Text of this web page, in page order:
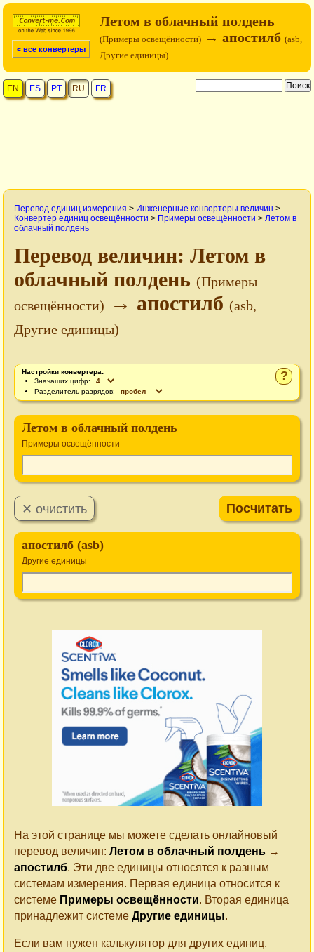
< все конвертеры
Летом в облачный полдень
(Примеры освещённости) → апостилб (asb,
Другие единицы)
EN ES PT RU FR
Перевод единиц измерения > Инженерные конвертеры величин >
Конвертер единиц освещённости > Примеры освещённости > Летом в
облачный полдень
Перевод величин: Летом в
облачный полдень (Примеры
освещённости)
→ апостилб (asb,
Другие единицы)
?
Настройки конвертера:
Значащих цифр:
Разделитель разрядов:
Летом в облачный полдень
Примеры освещённости
апостилб (asb)
Другие единицы
На этой странице мы можете сделать онлайновый
перевод величин: Летом в облачный полдень →
апостилб. Эти две единицы относятся к разным
системам измерения. Первая единица относится к
системе Примеры освещённости. Вторая единица
принадлежит системе Другие единицы.
Если вам нужен калькулятор для других единиц,